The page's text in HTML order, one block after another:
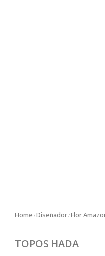
Home /Diseñador/Flor
TOPOS HADA